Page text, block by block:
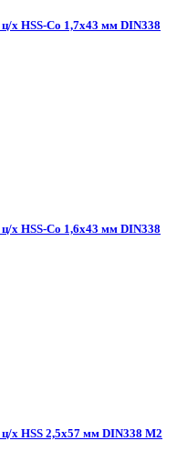
ц/х HSS-Co 1,7х43 мм DIN338
ц/х HSS-Co 1,6х43 мм DIN338
ц/х HSS 2,5х57 мм DIN338 М2